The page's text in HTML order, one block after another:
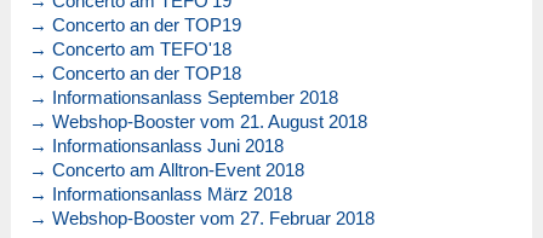
→ Concerto an der TOP19
→ Concerto am TEFO'18
→ Concerto an der TOP18
→ Informationsanlass September 2018
→ Webshop-Booster vom 21. August 2018
→ Informationsanlass Juni 2018
→ Concerto am Alltron-Event 2018
→ Informationsanlass März 2018
→ Webshop-Booster vom 27. Februar 2018